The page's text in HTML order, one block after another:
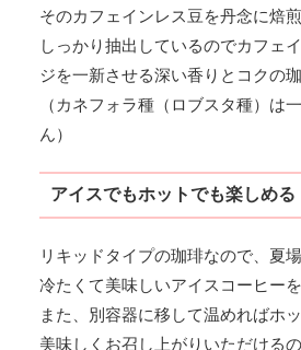
そのカフェインレス豆を丹念に焙
しっかり抽出しているのでカフェ
ジを一新させる深い香りとコクの
（カネフォラ種（ロブスタ種）は
ん）
アイスでもホットでも楽しめる
リキッドタイプの珈琲なので、夏
冷たくて美味しいアイスコーヒーを
また、別容器に移して温めればホ
美味しくお召し上がりいただける